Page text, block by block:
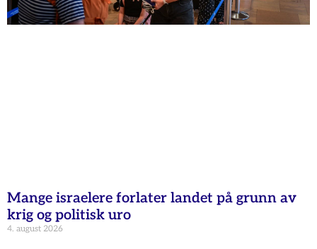
Mange israelere forlater landet på grunn av
krig og politisk uro
4. august 2026